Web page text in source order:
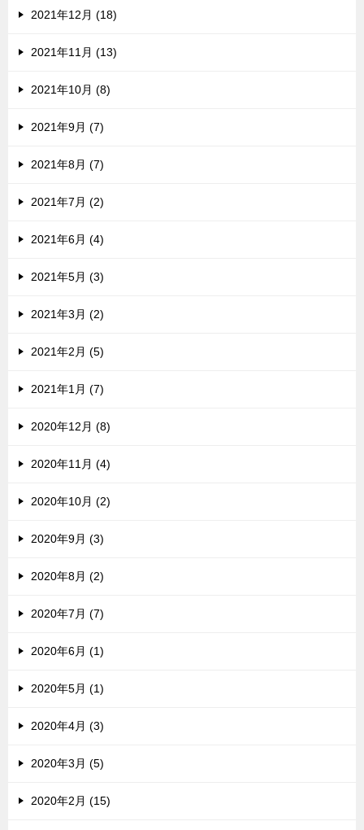
2021年12月 (18)
2021年11月 (13)
2021年10月 (8)
2021年9月 (7)
2021年8月 (7)
2021年7月 (2)
2021年6月 (4)
2021年5月 (3)
2021年3月 (2)
2021年2月 (5)
2021年1月 (7)
2020年12月 (8)
2020年11月 (4)
2020年10月 (2)
2020年9月 (3)
2020年8月 (2)
2020年7月 (7)
2020年6月 (1)
2020年5月 (1)
2020年4月 (3)
2020年3月 (5)
2020年2月 (15)